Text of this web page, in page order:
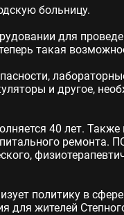
больницу.
для
такая
и другое,
40 лет.
ремонта.
политику в
для жителей